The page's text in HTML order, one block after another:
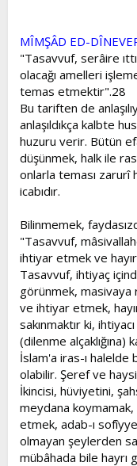
MÎMŞÂD ED-
"Tasavvuf, serâire
olacağı amelleri
temas etmektir".28
Bu tariften de
anlaşıldıkça kalbte
huzuru verir. Bütün
düşünmek, halk ile
onlarla teması zarurî
icabıdır.
Bilinmemek,
"Tasavvuf,
ihtiyar etmek ve
Tasavvuf, ihtiyaç
görünmek,
ve ihtiyar etmek,
sakınmaktır ki,
(dilenme alçaklığına)
İslam'a iras-ı halelde
olabilir. Şeref ve
İkincisi, hüviyetini,
meydana
etmek, adab-ı
olmayan şeylerden
mübâhada bile hayrı